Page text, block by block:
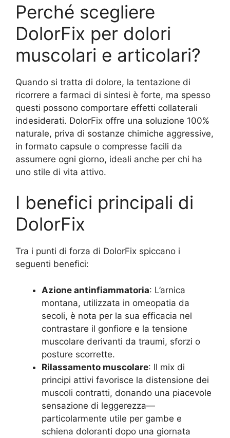
Perché scegliere
DolorFix per dolori
muscolari e articolari?
Quando si tratta di dolore, la tentazione di
ricorrere a farmaci di sintesi è forte, ma spesso
questi possono comportare effetti collaterali
indesiderati. DolorFix offre una soluzione 100%
naturale, priva di sostanze chimiche aggressive,
in formato capsule o compresse facili da
assumere ogni giorno, ideali anche per chi ha
uno stile di vita attivo.
I benefici principali di
DolorFix
Tra i punti di forza di DolorFix spiccano i
seguenti benefici:
Azione antinfiammatoria: L’arnica
montana, utilizzata in omeopatia da
secoli, è nota per la sua efficacia nel
contrastare il gonfiore e la tensione
muscolare derivanti da traumi, sforzi o
posture scorrette.
Rilassamento muscolare: Il mix di
principi attivi favorisce la distensione dei
muscoli contratti, donando una piacevole
sensazione di leggerezza—
particolarmente utile per gambe e
schiena doloranti dopo una giornata